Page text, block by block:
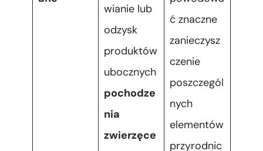
wianie lub
odzysk
produktów
ubocznych
pochodze
nia
zwierzęce
ć znaczne
zanieczysz
czenie
poszczegól
nych
elementów
przyrodnic